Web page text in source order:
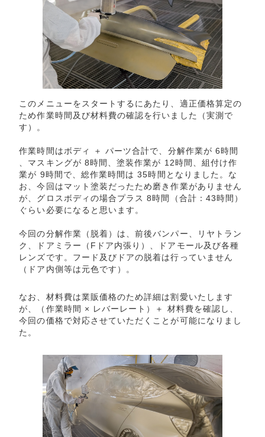
このメニューをスタートするにあたり、適正価格算定の
ため作業時間及び材料費の確認を行いました（実測で
す）。
作業時間はボディ ＋ パーツ合計で、分解作業が 6時間
、マスキングが 8時間、塗装作業が 12時間、組付け作
業が 9時間で、総作業時間は 35時間となりました。な
お、今回はマット塗装だったため磨き作業がありません
が、グロスボディの場合プラス 8時間（合計：43時間）
ぐらい必要になると思います。
今回の分解作業（脱着）は、前後バンパー、リヤトラン
ク、ドアミラー（Fドア内張り）、ドアモール及び各種
レンズです。フード及びドアの脱着は行っていません
（ドア内側等は元色です）。
なお、材料費は業販価格のため詳細は割愛いたします
が、（作業時間 × レバーレート）＋ 材料費を確認し、
今回の価格で対応させていただくことが可能になりまし
た。